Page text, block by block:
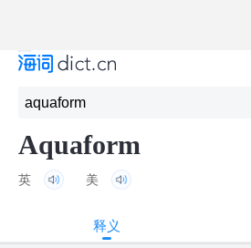
Aquaform
英 美
释义